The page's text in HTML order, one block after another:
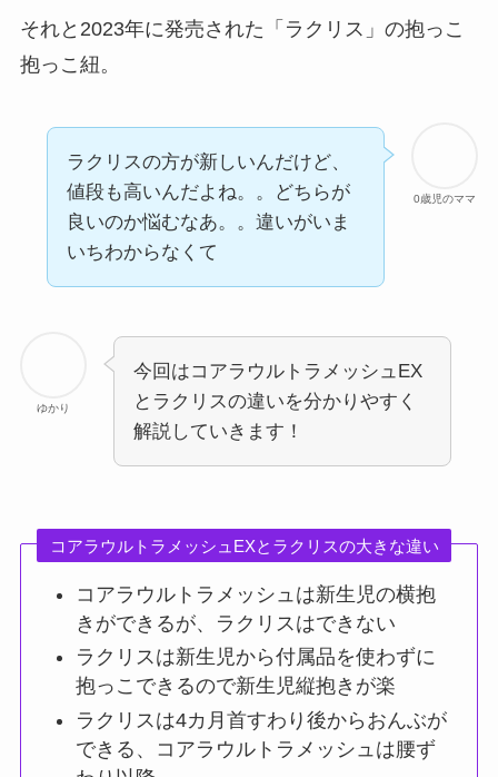
それと2023年に発売された「ラクリス」の抱っこ
抱っこ紐。
0歳児のママ
ラクリスの方が新しいんだけど、
値段も高いんだよね。。どちらが
良いのか悩むなあ。。違いがいま
いちわからなくて
ゆかり
今回はコアラウルトラメッシュEX
とラクリスの違いを分かりやすく
解説していきます！
コアラウルトラメッシュEXとラクリスの大きな違い
コアラウルトラメッシュは新生児の横抱
きができるが、ラクリスはできない
ラクリスは新生児から付属品を使わずに
抱っこできるので新生児縦抱きが楽
ラクリスは4カ月首すわり後からおんぶが
できる、コアラウルトラメッシュは腰ず